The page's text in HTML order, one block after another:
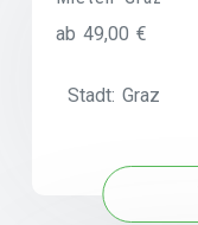
ab49,00€
Stadt: Graz